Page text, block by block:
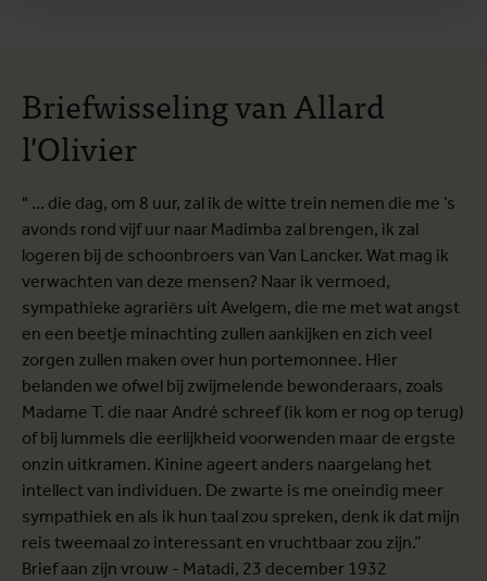
Briefwisseling van Allard
l'Olivier
" ... die dag, om 8 uur, zal ik de witte trein nemen die me ’s
avonds rond vijf uur naar Madimba zal brengen, ik zal
logeren bij de schoonbroers van Van Lancker. Wat mag ik
verwachten van deze mensen? Naar ik vermoed,
sympathieke agrariërs uit Avelgem, die me met wat angst
en een beetje minachting zullen aankijken en zich veel
zorgen zullen maken over hun portemonnee. Hier
belanden we ofwel bij zwijmelende bewonderaars, zoals
Madame T. die naar André schreef (ik kom er nog op terug)
of bij lummels die eerlijkheid voorwenden maar de ergste
onzin uitkramen. Kinine ageert anders naargelang het
intellect van individuen. De zwarte is me oneindig meer
sympathiek en als ik hun taal zou spreken, denk ik dat mijn
reis tweemaal zo interessant en vruchtbaar zou zijn.”
Brief aan zijn vrouw - Matadi, 23 december 1932